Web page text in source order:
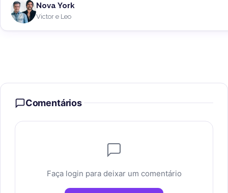
Nova York
Victor e Leo
Comentários
Faça login para deixar um comentário